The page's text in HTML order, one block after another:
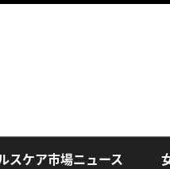
スケア市場ニュース